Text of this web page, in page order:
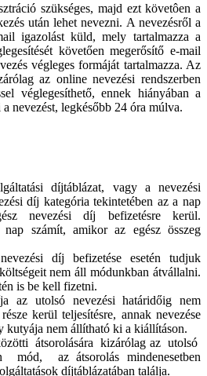
szükséges, majd ezt követôen a
után lehet nevezni. A nevezésről a
igazolást küld, mely tartalmazza a
követően megerősítő e-mail
végleges formáját tartalmazza. Az
az online nevezési rendszerben
véglegesíthető, ennek hiányában a
nevezést, legkésőbb 24 óra múlva.
díjtáblázat, vagy a nevezési
díj kategória tekintetében az a nap
nevezési díj befizetésre kerül.
nap számít, amikor az egész összeg
díj befizetése esetén tudjuk
nem áll módunkban átvállalni.
is be kell fizetni.
az utolsó nevezési határidőig nem
kerül teljesítésre, annak nevezése
kutyája nem állítható ki a kiállításon.
átsorolására kizárólag az utolsó
az átsorolás mindenesetben
díjtáblázatában találja.